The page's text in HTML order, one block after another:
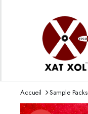
Accueil Sample Packs